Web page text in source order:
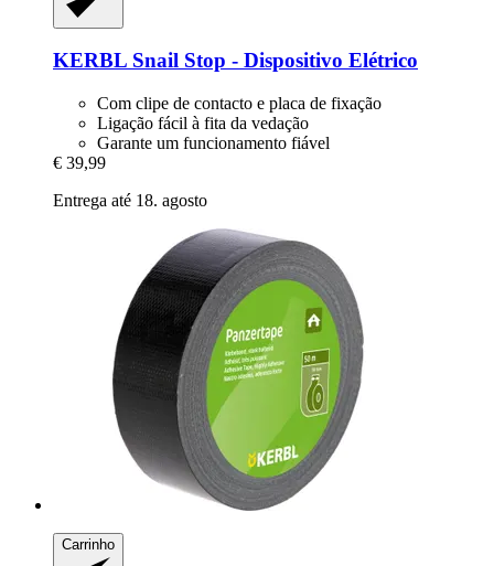
KERBL Snail Stop -​ Dispositivo Elétrico
Com clipe de contacto e placa de fixação
Ligação fácil à fita da vedação
Garante um funcionamento fiável
€ 39,99
Entrega até 18. agosto
Carrinho